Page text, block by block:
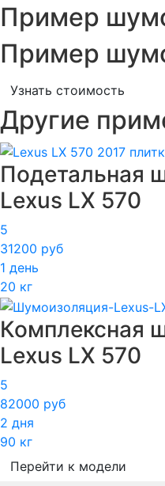
Пример
Пример
Узнать стоимость
Другие
Подетальная
Lexus LX 570
5
31200 руб
1 день
20 кг
Комплексная
Lexus LX 570
5
82000 руб
2 дня
90 кг
Перейти к модели